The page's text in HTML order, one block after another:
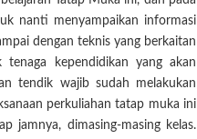
nanti menyampaikan informasi
dengan teknis yang berkaitan
kependidikan yang akan
tendik wajib sudah melakukan
perkuliahan tatap muka ini
jamnya, dimasing-masing kelas.